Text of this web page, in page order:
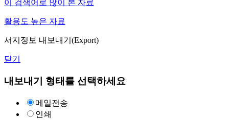
이 검색어로 많이 본 자료
활용도 높은 자료
서지정보 내보내기(Export)
닫기
내보내기 형태를 선택하세요
메일전송
인쇄